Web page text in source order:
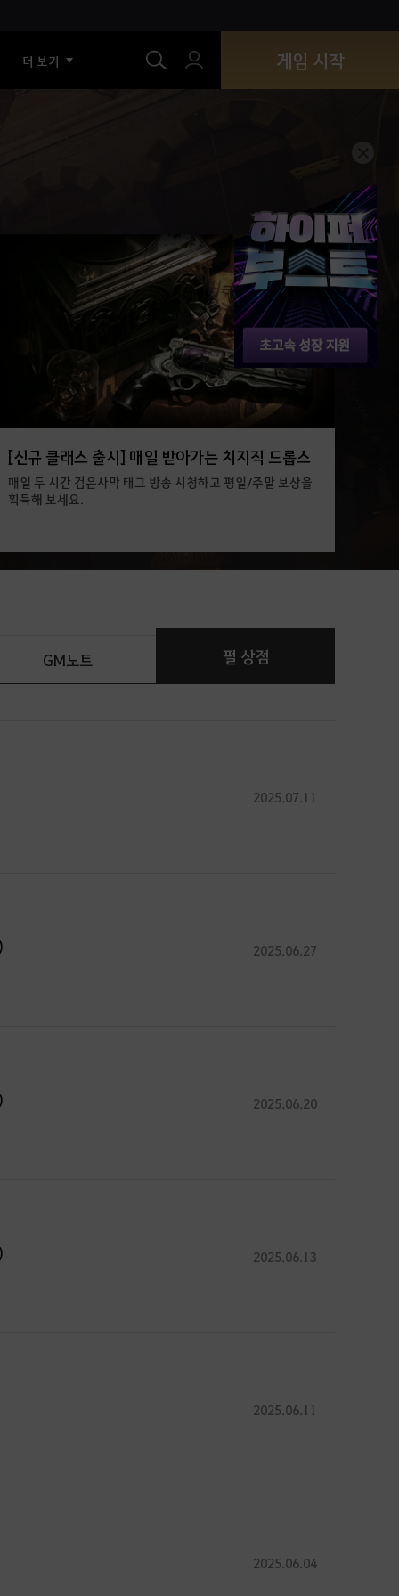
더 보기 게임 시작
[신규 클래스 출시] 매일 받아가는 치지직 드롭스
매일 두 시간 검은사막 태그 방송 시청하고 평일/주말 보상을
획득해 보세요.
GM노트 펄 상점
2025.07.11
2025.06.27
2025.06.20
2025.06.13
2025.06.11
2025.06.04